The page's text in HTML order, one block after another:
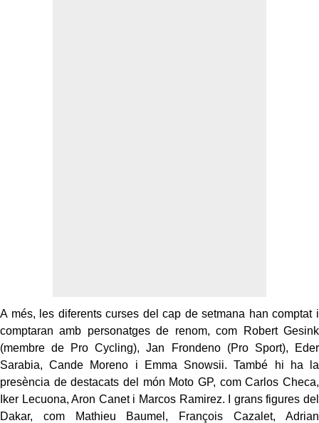
A més, les diferents curses del cap de setmana han comptat i
comptaran amb personatges de renom, com Robert Gesink
(membre de Pro Cycling), Jan Frondeno (Pro Sport), Eder
Sarabia, Cande Moreno i Emma Snowsii. També hi ha la
presència de destacats del món Moto GP, com Carlos Checa,
Iker Lecuona, Aron Canet i Marcos Ramirez. I grans figures del
Dakar, com Mathieu Baumel, François Cazalet, Adrian